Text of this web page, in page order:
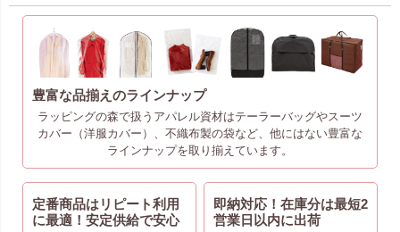
豊富な品揃えのラインナップ
ラッピングの森で扱うアパレル資材はテーラーバッグやスーツ
カバー（洋服カバー）、不織布製の袋など、他にはない豊富な
ラインナップを取り揃えています。
定番商品はリピート利用
に最適！安定供給で安心
即納対応！在庫分は最短2
営業日以内に出荷